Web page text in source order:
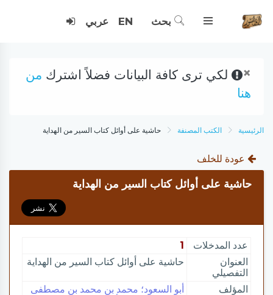
بحث EN عربي
× لكي ترى كافة البيانات فضلاً اشترك من
هنا
الرئيسية الكتب المصنفة حاشية على أوائل كتاب السير من الهداية
عودة للخلف
حاشية على أوائل كتاب السير من الهداية
عدد المدخلات
1
العنوان
التفصيلي
حاشية على أوائل كتاب السير من الهداية
المؤلف
أبو السعود؛ محمد بن محمد بن مصطفى